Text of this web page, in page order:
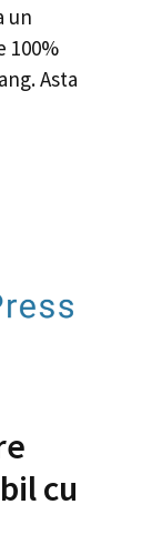
un
100%
Asta
cu